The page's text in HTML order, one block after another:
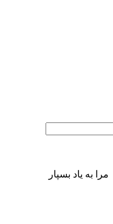
مرا به یاد بسپار